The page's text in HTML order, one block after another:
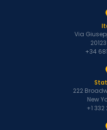
Via
+34
222
New
+1 332